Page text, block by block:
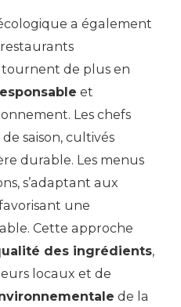
a également
tournent de plus en
et
Les chefs
saison, cultivés
durable. Les menus
s’adaptant aux
une
Cette approche
des ingrédients,
locaux et de
de la